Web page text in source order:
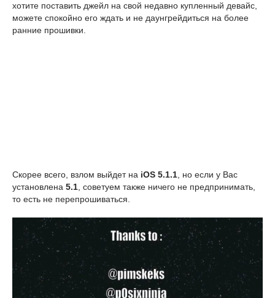
хотите поставить джейл на свой недавно купленный девайс,
можете спокойно его ждать и не даунгрейдиться на более
ранние прошивки.
Скорее всего, взлом выйдет на iOS 5.1.1 , но если у Вас
установлена 5.1 , советуем также ничего не предпринимать,
то есть не перепрошиваться.